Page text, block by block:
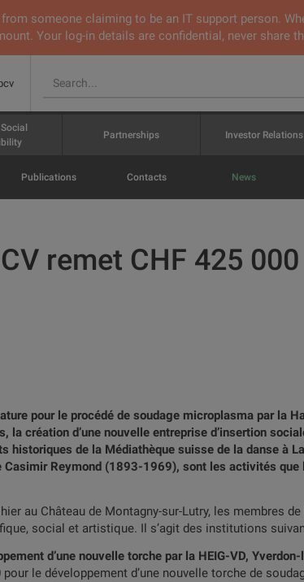
someone claiming to be an IT support person.
Your log-in details are confidential, never share
Publications Contacts News
Partnerships Investor Relations
remet CHF 425
pour le procédé de soudage microplasma par la
la création d’une nouvelle entreprise d’insertion
historiques de la Médiathèque suisse de la danse à
Casimir Reymond (1893-1969), sont les activités que
au Château de Montagny-sur-Lutry, les membres
social et artistique. Il s’agit des institutions
d’une nouvelle torche par la HEIG-VD,
pour le développement d’une nouvelle torche de